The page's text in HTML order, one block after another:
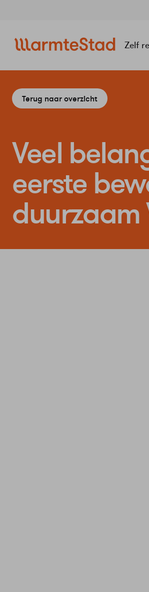
Zelf
Terug naar overzicht
Veel
eerste
duurzaam